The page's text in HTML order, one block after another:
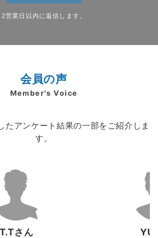
2営業日以内に返信します。
会員の声
Member's Voice
たアンケート結果の一部をご紹介しま
す。
T.Tさん YU